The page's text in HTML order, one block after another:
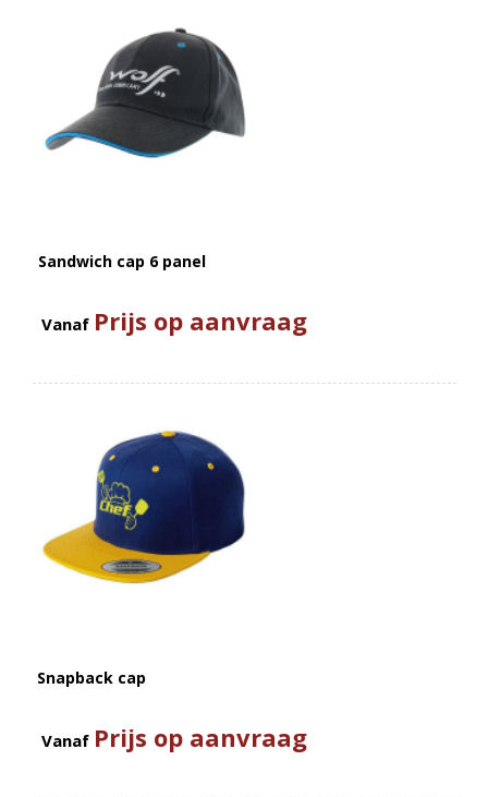
Sandwich cap 6 panel
Vanaf Prijs op aanvraag
Snapback cap
Vanaf Prijs op aanvraag